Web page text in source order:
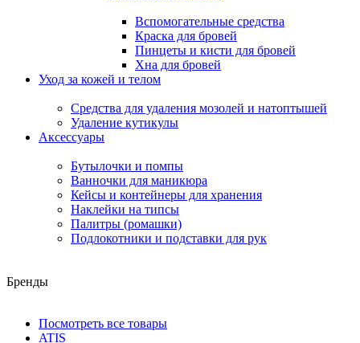
Вспомогательные средства
Краска для бровей
Пинцеты и кисти для бровей
Хна для бровей
Уход за кожей и телом
Средства для удаления мозолей и натоптышей
Удаление кутикулы
Аксессуары
Бутылочки и помпы
Ванночки для маникюра
Кейсы и контейнеры для хранения
Наклейки на типсы
Палитры (ромашки)
Подлокотники и подставки для рук
Бренды
Посмотреть все товары
ATIS